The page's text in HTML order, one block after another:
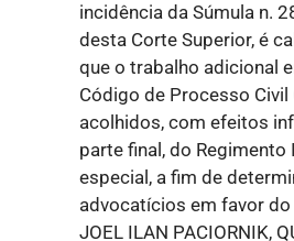
incidência da Súmula n.
desta Corte Superior, é
que o trabalho adicional
Código de Processo
acolhidos, com efeitos
parte final, do
especial, a fim de
advocatícios em favor
JOEL ILAN PACIORNIK,